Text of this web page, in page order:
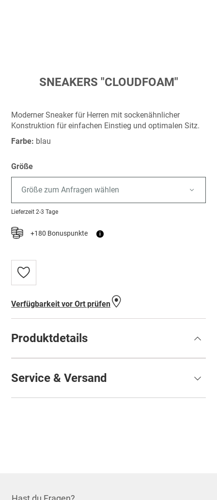
springen
SNEAKERS "CLOUDFOAM"
Moderner Sneaker für Herren mit sockenähnlicher
Konstruktion für einfachen Einstieg und optimalen Sitz.
Farbe: blau
Größe
Größe zum Anfragen wählen
Lieferzeit 2-3 Tage
+180 Bonuspunkte i
Zur
Wunschliste
Verfügbarkeit vor Ort prüfen
Produktdetails
Service & Versand